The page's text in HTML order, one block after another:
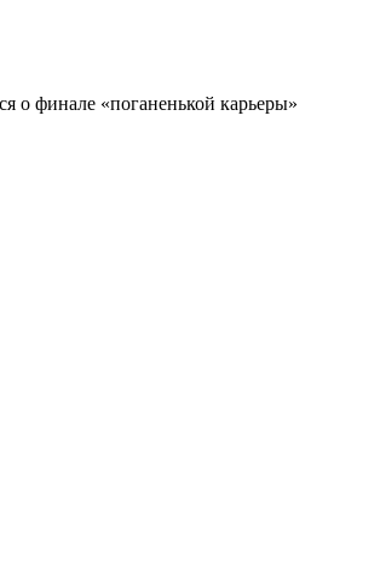
о финале «поганенькой карьеры»